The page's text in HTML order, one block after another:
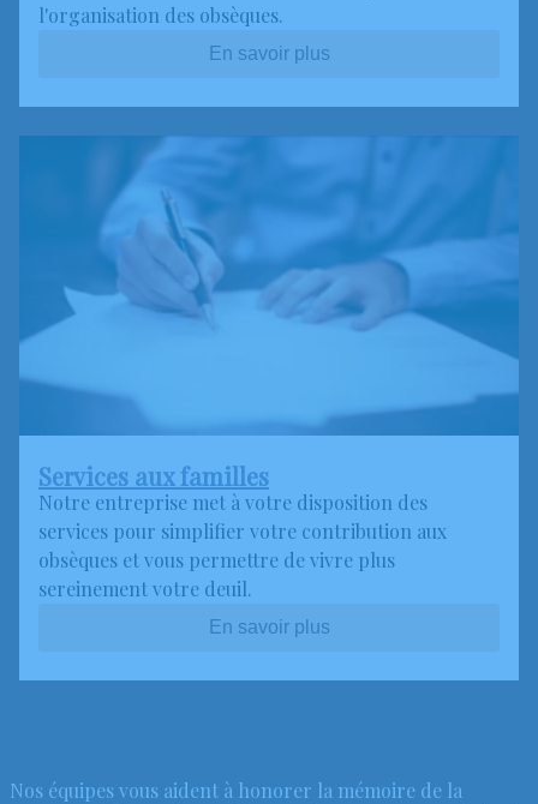
l'organisation des obsèques.
En savoir plus
Services aux familles
Notre entreprise met à votre disposition des
services pour simplifier votre contribution aux
obsèques et vous permettre de vivre plus
sereinement votre deuil.
En savoir plus
Nos équipes vous aident à honorer la mémoire de la